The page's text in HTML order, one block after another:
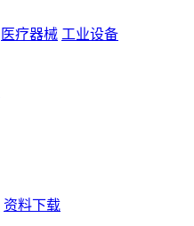
医疗器械 工业设备
资料下载